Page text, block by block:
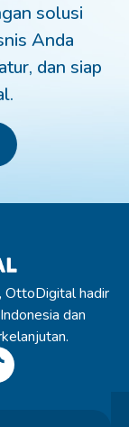
solusi
Anda
dan siap
OttoDigital hadir
dan